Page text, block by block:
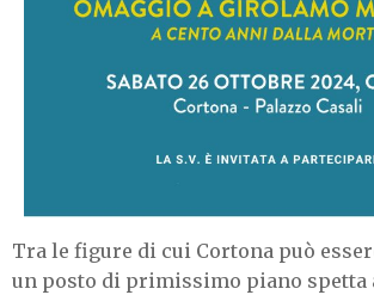
Tra le figure di cui Cortona può
un posto di primissimo piano spetta